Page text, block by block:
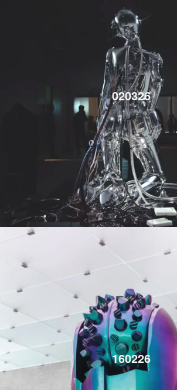
020326
160226